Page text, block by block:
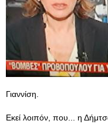
Γιαννίση.
Εκεί λοιπόν, που... η